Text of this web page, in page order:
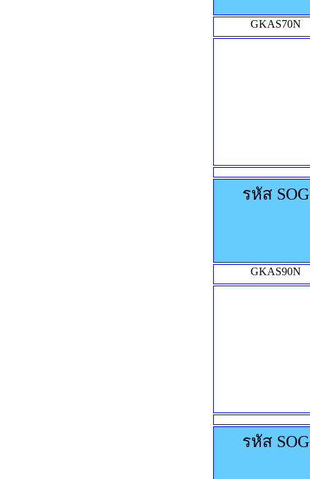
GKAS70N
รหัส SOG
GKAS90N
รหัส SOG